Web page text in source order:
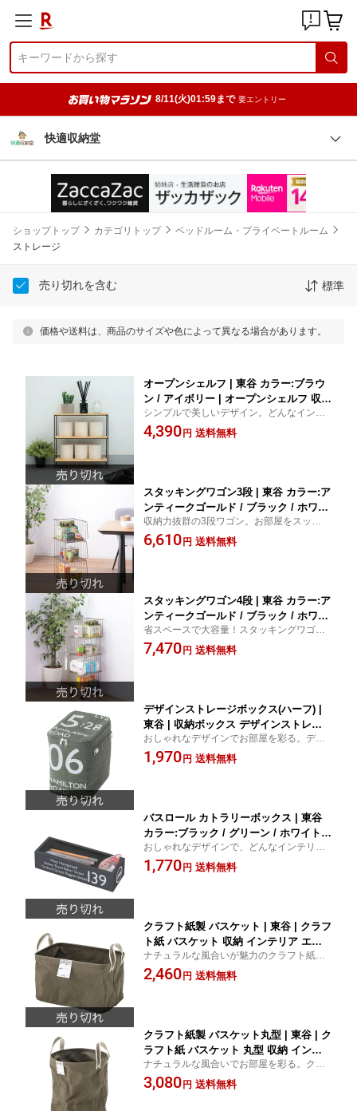
8/11(火)01:59まで 要エントリー
快適収納堂
ショップトップ カテゴリトップ
ベッドルーム・プライベートルーム
ストレージ
売り切れを含む 標準
価格や送料は、商品のサイズや色によって異なる場合があります。
オープンシェルフ | 東谷 カラー:ブラウ
ン / アイボリー | オープンシェルフ 収納
棚 木製シェルフ インテリア シンプルデ
ザイン モダン家具 小物収納 本棚 キッ
シンプルで美しいデザイン。どんなインテ
リアにも馴染むオープンシェルフ。
4,390円 送料無料
スタッキングワゴン3段 | 東谷 カラー:ア
ンティークゴールド / ブラック / ホワイ
ト | 収納ワゴン 3段ワゴン キャスター付
きワゴン 移動式収納 キッチン収納 リビ
収納力抜群の3段ワゴン。お部屋をスッキリ
整理整頓！
6,610円 送料無料
スタッキングワゴン4段 | 東谷 カラー:ア
ンティークゴールド / ブラック / ホワイ
ト | 収納ワゴン キャスター付きワゴン
スタッキングワゴン 4段ワゴン 省スペー
省スペースで大容量！スタッキングワゴン4
段。お部屋をすっきり整理整頓。
7,470円 送料無料
デザインストレージボックス(ハーフ) |
東谷 | 収納ボックス デザインストレー
ジボックス ハーフサイズ おしゃれ収納
コンパクト収納 折りたたみ収納 小物収
おしゃれなデザインでお部屋を彩る。デザ
インストレージボックス(ハーフ)。
1,970円 送料無料
バスロール カトラリーボックス | 東谷
カラー:ブラック / グリーン / ホワイト |
カトラリーボックス 収納ボックス バス
ロール インテリア デザイン おしゃれ
おしゃれなデザインで、どんなインテリア
にもマッチ。バスロール カトラリーボック
ス。
1,770円 送料無料
クラフト紙製 バスケット | 東谷 | クラフ
ト紙 バスケット 収納 インテリア エコ
素材 軽量 持ち運び 整理整頓 おしゃれ
ナチュラル 環境に優しい 多用途 デザイ
ナチュラルな風合いが魅力のクラフト紙製
バスケット。お部屋のインテリアにぴった
り。
2,460円 送料無料
クラフト紙製 バスケット丸型 | 東谷 | ク
ラフト紙 バスケット 丸型 収納 インテ
リア エコ ナチュラル 軽量 持ち運び お
しゃれ 環境に優しい 多用途 デザイン
ナチュラルな風合いでお部屋を彩る。クラ
フト紙製のバスケット丸型。
3,080円 送料無料